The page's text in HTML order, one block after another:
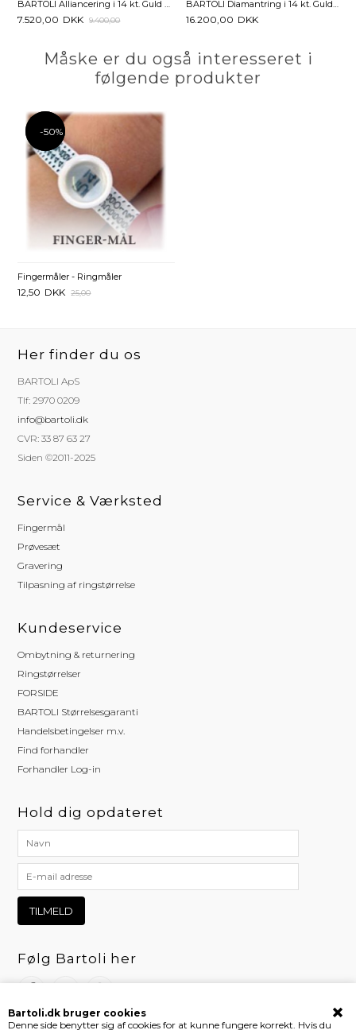
Bartoli.dk bruger cookies
Denne side benytter sig af cookies for at kunne fungere korrekt. Hvis du
BARTOLI Alliancering i 14 kt. Guld med Diamanter - 0,15 ct.
7.520,00 DKK 9.400,00
BARTOLI Diamantring i 14 kt. Guld med Diamant - 0,23 ct.
16.200,00 DKK
Måske er du også interesseret i
følgende produkter
-50%
-50%
Fingermåler - Ringmåler
12,50 DKK 25,00
Her finder du os
BARTOLI ApS
Tlf: 2970 0209
info@bartoli.dk
CVR: 33 87 63 27
Siden ©2011-2025
Service & Værksted
Fingermål
Prøvesæt
Gravering
Tilpasning af ringstørrelse
Kundeservice
Ombytning & returnering
Ringstørrelser
FORSIDE
BARTOLI Størrelsesgaranti
Handelsbetingelser m.v.
Find forhandler
Forhandler Log-in
Hold dig opdateret
Følg Bartoli her